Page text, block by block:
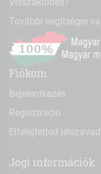
További segítségre
Fiókom
Bejelentkezés
Regisztráció
Elfelejtetted
Jogi információk